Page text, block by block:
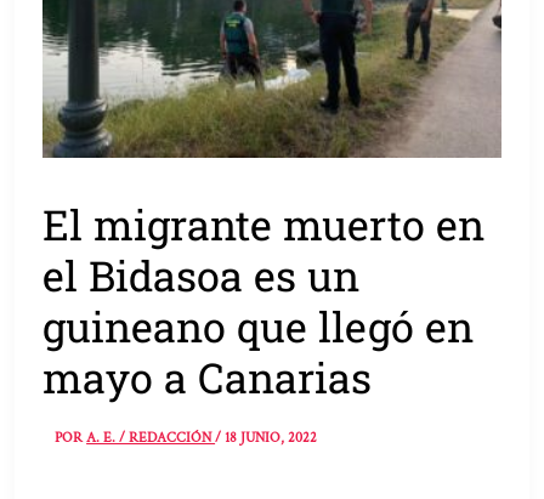
El migrante muerto en
el Bidasoa es un
guineano que llegó en
mayo a Canarias
PORA. E. / REDACCIÓN/18 JUNIO, 2022